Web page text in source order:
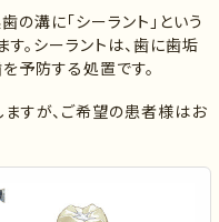
の溝に「シーラント」という
。シーラントは、歯に歯垢
予防する処置です。
すが、ご希望の患者様はお